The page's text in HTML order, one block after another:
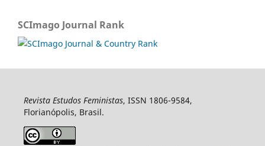
SCImago Journal Rank
Revista Estudos Feministas, ISSN 1806-9584,
Florianópolis, Brasil.